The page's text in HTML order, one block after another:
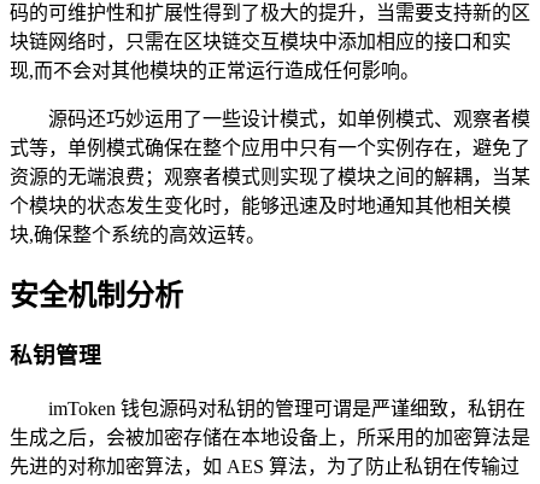
码的可维护性和扩展性得到了极大的提升，当需要支持新的区
块链网络时，只需在区块链交互模块中添加相应的接口和实
现,而不会对其他模块的正常运行造成任何影响。
源码还巧妙运用了一些设计模式，如单例模式、观察者模
式等，单例模式确保在整个应用中只有一个实例存在，避免了
资源的无端浪费；观察者模式则实现了模块之间的解耦，当某
个模块的状态发生变化时，能够迅速及时地通知其他相关模
块,确保整个系统的高效运转。
安全机制分析
私钥管理
imToken 钱包源码对私钥的管理可谓是严谨细致，私钥在
生成之后，会被加密存储在本地设备上，所采用的加密算法是
先进的对称加密算法，如 AES 算法，为了防止私钥在传输过